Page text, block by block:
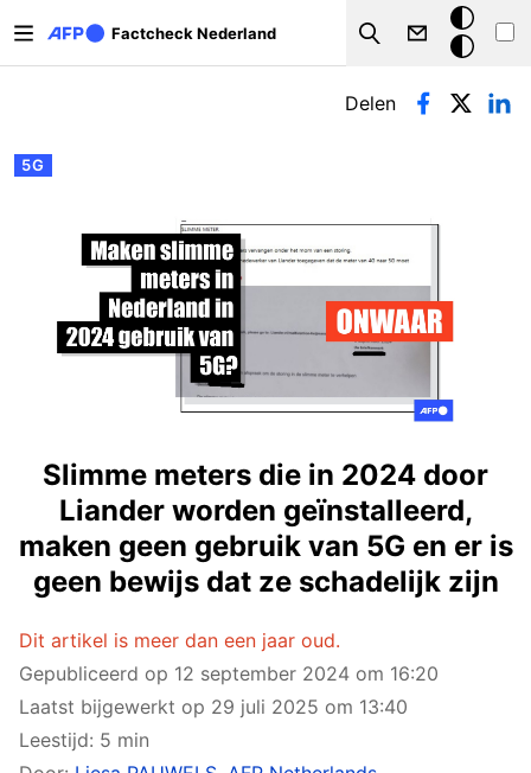
Factcheck Nederland
Search
Donkere
modus
Primaire tabs
5G
Delen
Slimme meters die in 2024 door
Liander worden geïnstalleerd,
maken geen gebruik van 5G en er is
geen bewijs dat ze schadelijk zijn
Dit artikel is meer dan een jaar oud.
Gepubliceerd op 12 september 2024 om 16:20
Laatst bijgewerkt op 29 juli 2025 om 13:40
Leestijd: 5 min